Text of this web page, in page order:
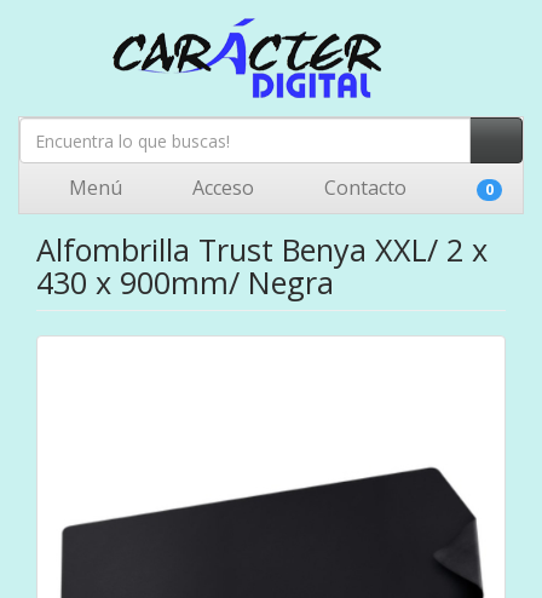
Menú Acceso Contacto 0
Alfombrilla Trust Benya XXL/ 2 x
430 x 900mm/ Negra